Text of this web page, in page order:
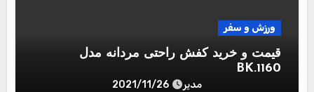
ورزش و سفر
قیمت و خرید کفش راحتی مردانه مدل
BK.1160
مدیر 2021/11/26